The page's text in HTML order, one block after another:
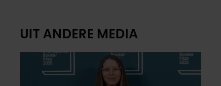
UIT ANDERE MEDIA